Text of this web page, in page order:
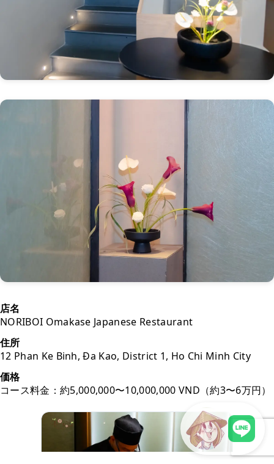
店名
NORIBOI Omakase Japanese Restaurant
住所
12 Phan Ke Binh, Đa Kao, District 1, Ho Chi Minh City
価格
コース料金：約5,000,000〜10,000,000 VND（約3〜6万円）